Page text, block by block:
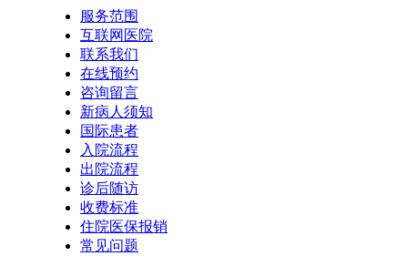
服务范围
互联网医院
联系我们
在线预约
咨询留言
新病人须知
国际患者
入院流程
出院流程
诊后随访
收费标准
住院医保报销
常见问题